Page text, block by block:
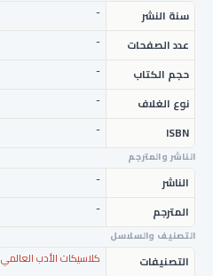
سنة النشر
-
عدد الصفحات
-
حجم الكتاب
-
نوع الغلاف
-
ISBN
-
الناشر والمترجم
الناشر
-
المترجم
-
التصنيف والسلاسل
التصنيفات
كلاسيكات الأدب العالمي